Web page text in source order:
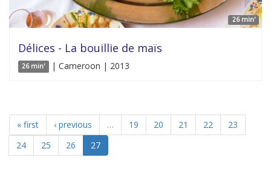
26 min'
Délices - La bouillie de maïs
26 min' | Cameroon | 2013
« first ‹ previous … 19 20 21 22
23
24
25 26 27